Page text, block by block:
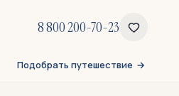
8 800 200-70-23
Подобрать путешествие